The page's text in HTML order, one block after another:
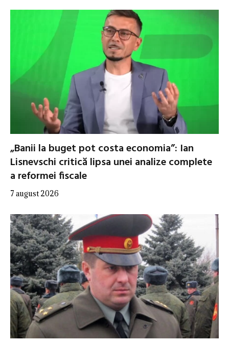
„Banii la buget pot costa economia”: Ian
Lisnevschi critică lipsa unei analize complete
a reformei fiscale
7 august 2026